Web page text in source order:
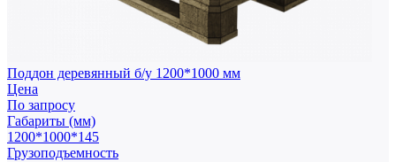
Поддон деревянный б/у 1200*1000 мм
Цена
По запросу
Габариты (мм)
1200*1000*145
Грузоподъемность